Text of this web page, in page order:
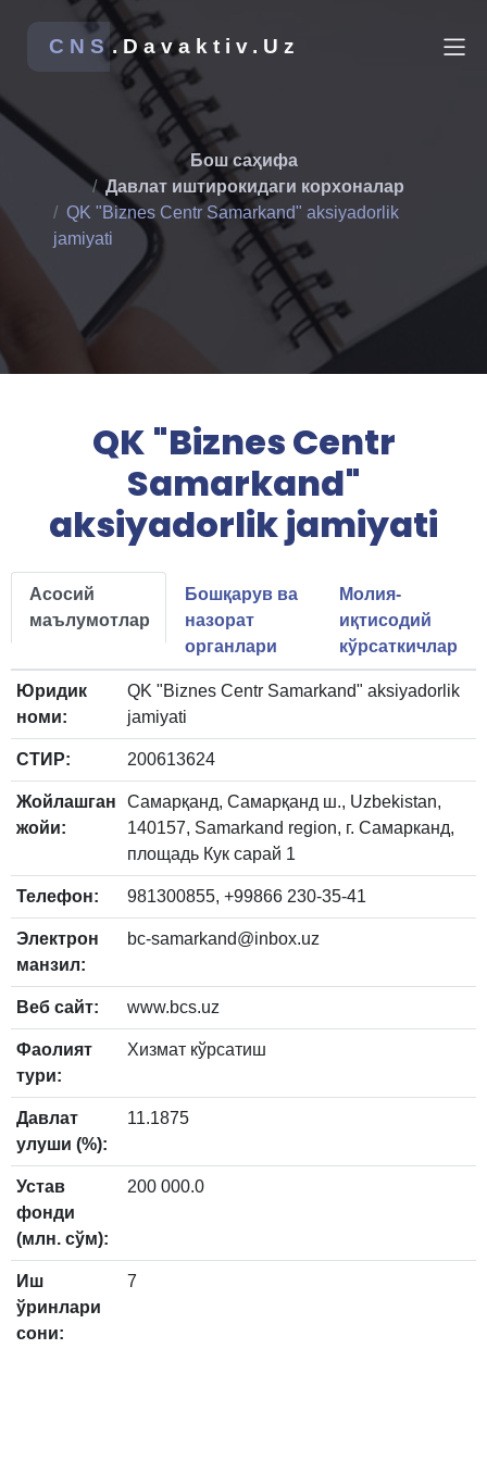
CNS .Davaktiv.Uz
Бош саҳифа
Давлат иштирокидаги корхоналар
QK "Biznes Centr Samarkand" aksiyadorlik
jamiyati
QK "Biznes Centr
Samarkand"
aksiyadorlik jamiyati
Асосий
маълумотлар
Бошқарув ва
назорат
органлари
Молия-
иқтисодий
кўрсаткичлар
Юридик
номи:
QK "Biznes Centr Samarkand" aksiyadorlik
jamiyati
СТИР: 200613624
Жойлашган
жойи:
Самарқанд, Самарқанд ш., Uzbekistan,
140157, Samarkand region, г. Самарканд,
площадь Кук сарай 1
Телефон: 981300855, +99866 230-35-41
Электрон
манзил:
bc-samarkand@inbox.uz
Веб сайт: www.bcs.uz
Фаолият
тури:
Хизмат кўрсатиш
Давлат
улуши (%):
11.1875
Устав
фонди
(млн. сўм):
200 000.0
Иш
ўринлари
сони:
7